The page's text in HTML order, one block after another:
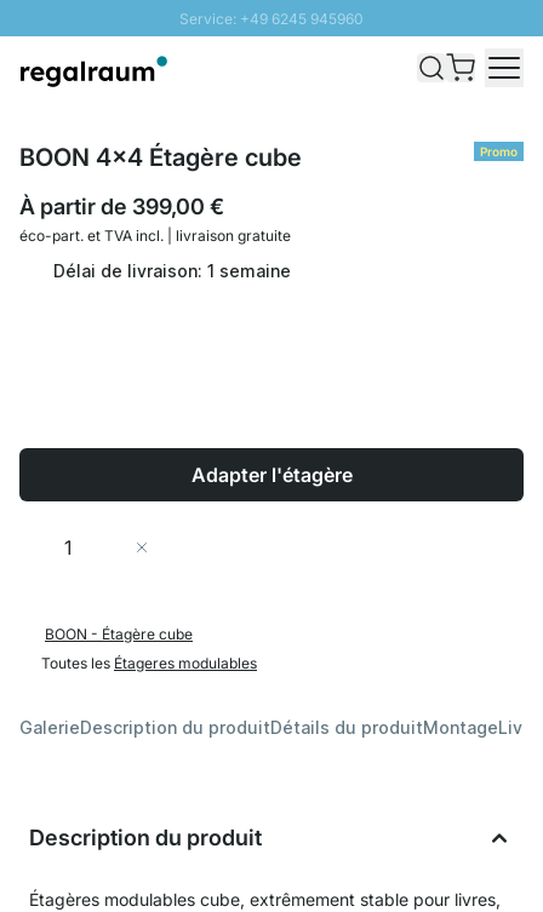
Service: +49 6245 945960
Livraison rapide - Livraison gratuite dès 100€
Promo
BOON 4x4 Étagère cube
À partir de 399,00 €
éco-part. et TVA incl. | livraison gratuite
Délai de livraison: 1 semaine
Adapter l'étagère
Quantité
BOON - Étagère cube
Toutes les Étageres modulables
GalerieDescription du produitDétails du produitMontage
Description du produit
Étagères modulables cube, extrêmement stable pour livres,